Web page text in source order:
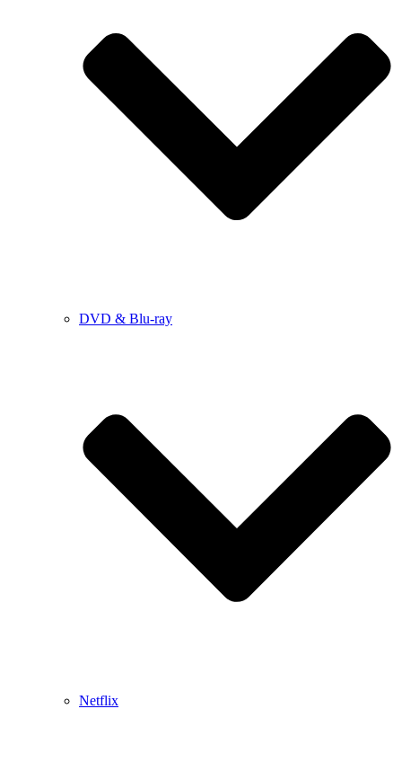
DVD & Blu-ray
Netflix